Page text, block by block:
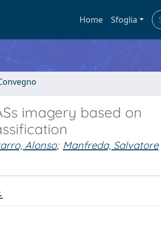
Home Sfoglia
imagery based on
Alonso; Manfreda, Salvatore